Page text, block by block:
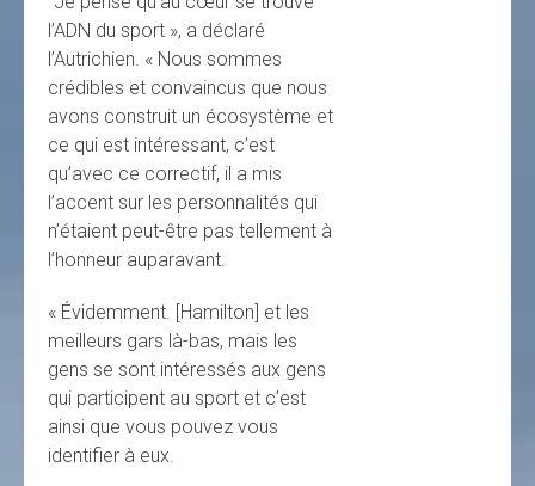
l’ADN du sport », a déclaré
l’Autrichien. « Nous sommes
crédibles et convaincus que nous
avons construit un écosystème et
ce qui est intéressant, c’est
qu’avec ce correctif, il a mis
l’accent sur les personnalités qui
n’étaient peut-être pas tellement à
l’honneur auparavant.
« Évidemment. [Hamilton] et les
meilleurs gars là-bas, mais les
gens se sont intéressés aux gens
qui participent au sport et c’est
ainsi que vous pouvez vous
identifier à eux.